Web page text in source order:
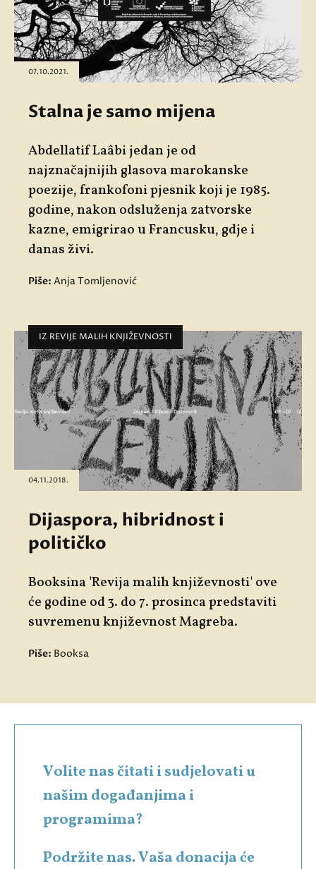
07.10.2021.
Stalna je samo mijena
Abdellatif Laâbi jedan je od
najznačajnijih glasova marokanske
poezije, frankofoni pjesnik koji je 1985.
godine, nakon odsluženja zatvorske
kazne, emigrirao u Francusku, gdje i
danas živi.
Piše: Anja Tomljenović
IZ REVIJE MALIH KNJIŽEVNOSTI
04.11.2018.
Dijaspora, hibridnost i
političko
Booksina 'Revija malih književnosti' ove
će godine od 3. do 7. prosinca predstaviti
suvremenu književnost Magreba.
Piše: Booksa
Volite nas čitati i sudjelovati u
našim događanjima i
programima?
Podržite nas. Vaša donacija će